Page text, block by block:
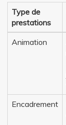
Type de
prestations
Animation
Encadrement